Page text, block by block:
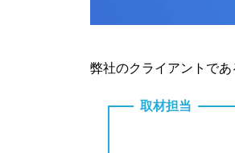
弊社のクライアントで
取材担当